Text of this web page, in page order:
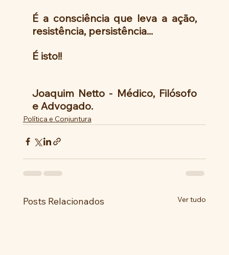
É a consciência que leva a ação,
resistência, persistência...
É isto!!
Joaquim Netto - Médico, Filósofo
e Advogado.
Política e Conjuntura
Posts Relacionados Ver tudo